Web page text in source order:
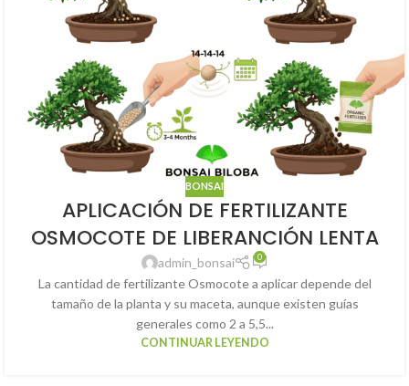
BONSAI
APLICACIÓN DE FERTILIZANTE
OSMOCOTE DE LIBERANCIÓN LENTA
admin_bonsai 0
La cantidad de fertilizante Osmocote a aplicar depende del
tamaño de la planta y su maceta, aunque existen guías
generales como 2 a 5,5...
CONTINUAR LEYENDO